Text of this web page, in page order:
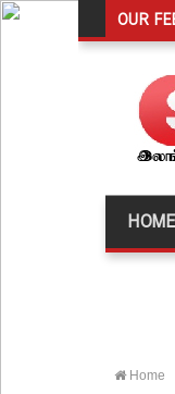
OUR
நாளை
HOME
Home